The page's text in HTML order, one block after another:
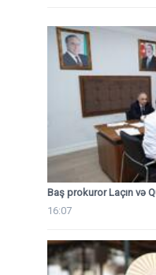
Baş prokuror Laçın və
16:07